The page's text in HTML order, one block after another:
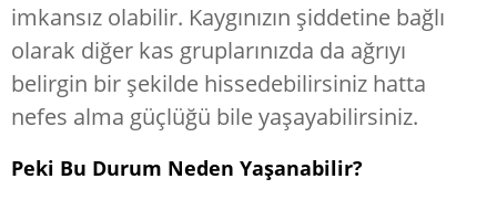
imkansız olabilir. Kaygınızın şiddetine bağlı
olarak diğer kas gruplarınızda da ağrıyı
belirgin bir şekilde hissedebilirsiniz hatta
nefes alma güçlüğü bile yaşayabilirsiniz.
Peki Bu Durum Neden Yaşanabilir?